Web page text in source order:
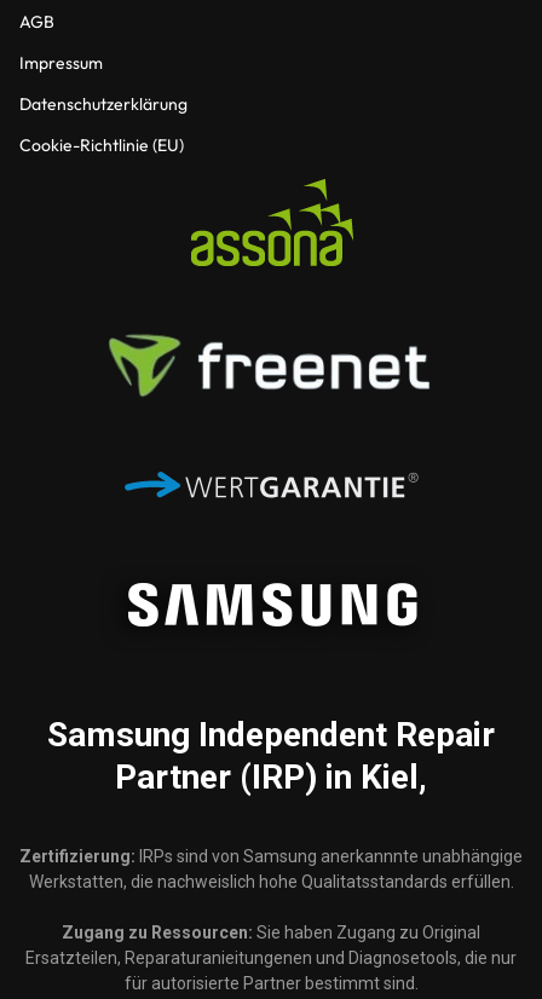
AGB
Impressum
Datenschutzerklärung
Cookie-Richtlinie (EU)
Samsung Independent Repair
Partner (IRP) in Kiel,
Zertifizierung: IRPs sind von Samsung anerkannnte unabhängige
Werkstatten, die nachweislich hohe Qualitatsstandards erfüllen.
Zugang zu Ressourcen: Sie haben Zugang zu Original
Ersatzteilen, Reparaturanieitungenen und Diagnosetools, die nur
für autorisierte Partner bestimmt sind.